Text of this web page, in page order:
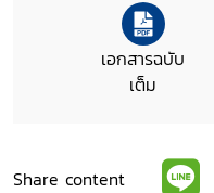
เอกสารฉบับ
เต็ม
Share content